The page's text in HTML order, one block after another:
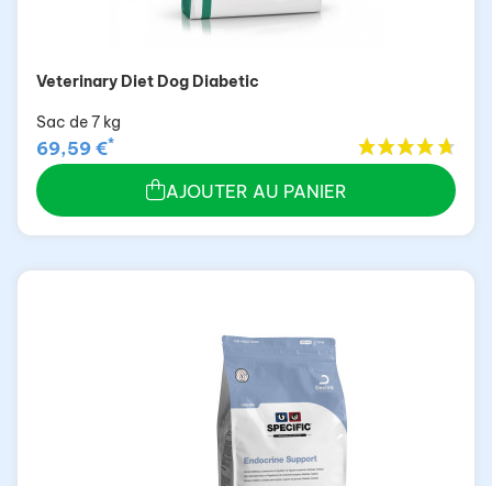
Veterinary Diet Dog Diabetic
Sac de 7 kg
69,59 €*
AJOUTER AU PANIER